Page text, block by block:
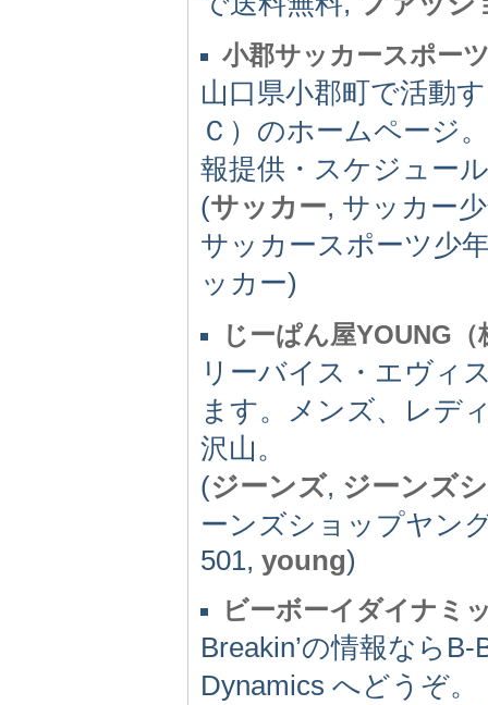
小郡サッカースポー
山口県小郡町で活動
Ｃ）のホームページ
報提供・スケジュー
(サッカー, サッカー
サッカースポーツ少
ッカー)
じーぱん屋YOUNG
リーバイス・エヴィ
ます。メンズ、レデ
沢山。
(ジーンズ, ジーンズ
ーンズショップヤン
501, young)
ビーボーイダイナミ
Breakin’の情報なら
Dynamics へどうぞ。